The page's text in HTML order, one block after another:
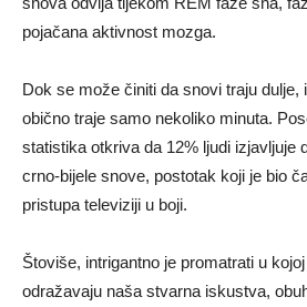
pojačana aktivnost mozga.
Dok se može činiti da snovi traju dulje,
obično traje samo nekoliko minuta.
statistika otkriva da 12% ljudi izjavljuje
crno-bijele snove, postotak koji je bio
pristupa televiziji u boji.
Štoviše, intrigantno je promatrati u
odražavaju naša stvarna iskustva,